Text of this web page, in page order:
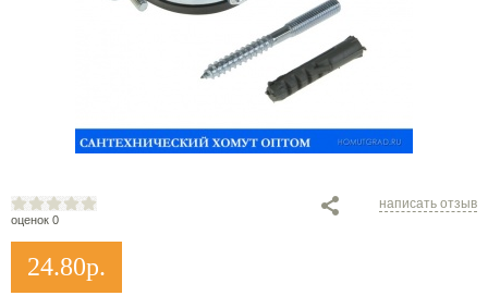
оценок 0
написать отзыв
24.80р.